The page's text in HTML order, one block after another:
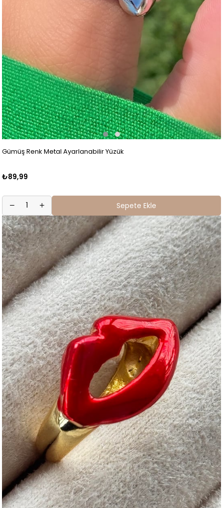
Gümüş Renk Metal Ayarlanabilir Yüzük
₺89,99
Sepete Ekle